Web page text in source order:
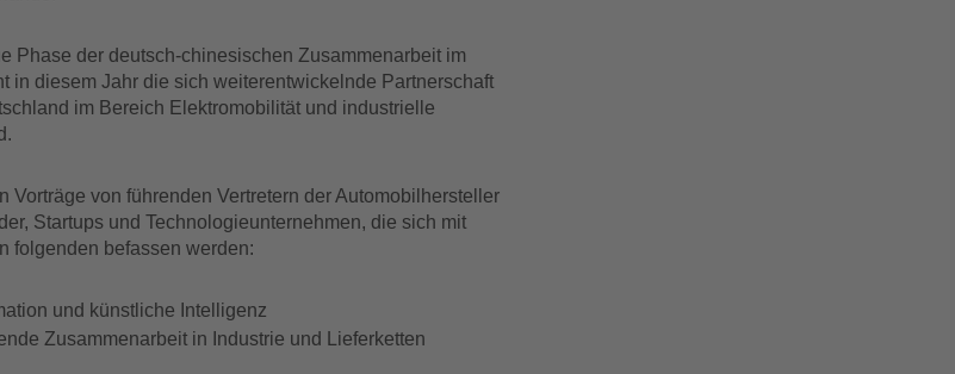
Phase der deutsch-chinesischen Zusammenarbeit im
in diesem Jahr die sich weiterentwickelnde Partnerschaft
im Bereich Elektromobilität und industrielle
Vorträge von führenden Vertretern der Automobilhersteller
Startups und Technologieunternehmen, die sich mit
folgenden befassen werden:
und künstliche Intelligenz
Zusammenarbeit in Industrie und Lieferketten